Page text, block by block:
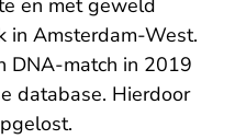
en met geweld
in Amsterdam-West.
DNA-match in 2019
database. Hierdoor